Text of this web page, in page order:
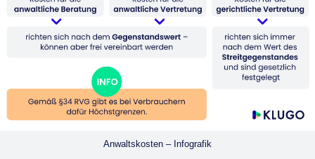
Anwaltskosten – Infografik